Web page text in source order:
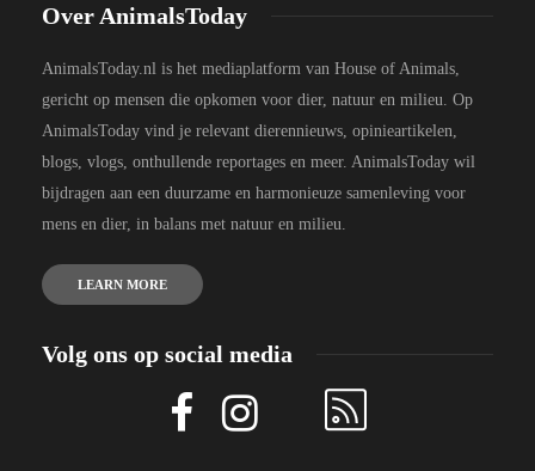
Over AnimalsToday
AnimalsToday.nl is het mediaplatform van House of Animals,
gericht op mensen die opkomen voor dier, natuur en milieu. Op
AnimalsToday vind je relevant dierennieuws, opinieartikelen,
blogs, vlogs, onthullende reportages en meer. AnimalsToday wil
bijdragen aan een duurzame en harmonieuze samenleving voor
mens en dier, in balans met natuur en milieu.
LEARN MORE
Volg ons op social media